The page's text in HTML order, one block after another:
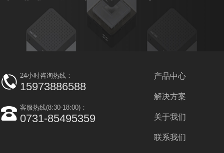
24小时咨询热线：
15973886588
客服热线(8:30-18:00)：
0731-85495359
产品中心
解决方案
关于我们
联系我们